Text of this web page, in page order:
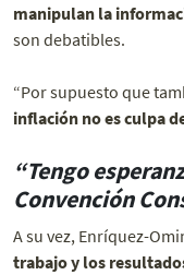
manipulan la
son debatibles.
“Por supuesto que
inflación no es culpa
“Tengo
Convención
A su vez, Enríquez-
trabajo y los